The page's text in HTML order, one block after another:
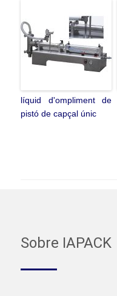
líquid d'ompliment de
pistó de capçal únic
Sobre IAPACK